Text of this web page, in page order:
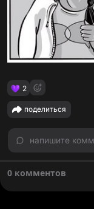
2
поделиться
напишите
0 комментов